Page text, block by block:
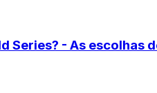
Series? - As escolhas